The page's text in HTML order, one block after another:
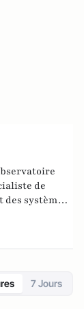
de
systèmes
7 Jours